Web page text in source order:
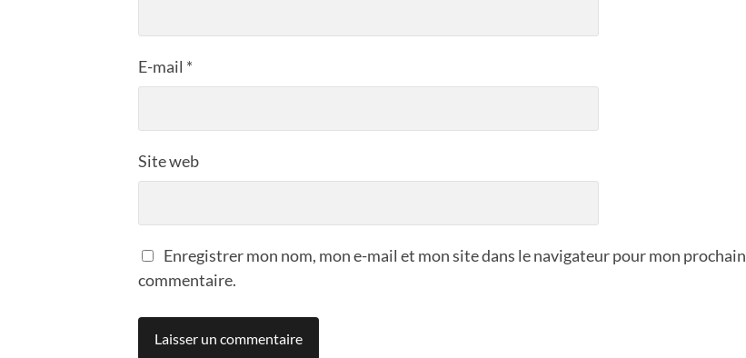
E-mail *
Site web
Enregistrer mon nom, mon e-mail et mon site dans le navigateur pour mon prochain
commentaire.